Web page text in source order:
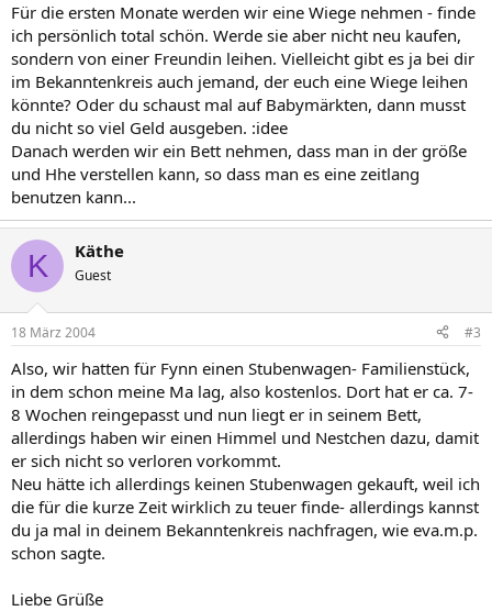
Für die ersten Monate werden wir eine Wiege nehmen - finde
ich persönlich total schön. Werde sie aber nicht neu kaufen,
sondern von einer Freundin leihen. Vielleicht gibt es ja bei dir
im Bekanntenkreis auch jemand, der euch eine Wiege leihen
könnte? Oder du schaust mal auf Babymärkten, dann musst
du nicht so viel Geld ausgeben. :idee
Danach werden wir ein Bett nehmen, dass man in der größe
und Hhe verstellen kann, so dass man es eine zeitlang
benutzen kann...
K Käthe
Guest
18 März 2004 #3
Also, wir hatten für Fynn einen Stubenwagen- Familienstück,
in dem schon meine Ma lag, also kostenlos. Dort hat er ca. 7-
8 Wochen reingepasst und nun liegt er in seinem Bett,
allerdings haben wir einen Himmel und Nestchen dazu, damit
er sich nicht so verloren vorkommt.
Neu hätte ich allerdings keinen Stubenwagen gekauft, weil ich
die für die kurze Zeit wirklich zu teuer finde- allerdings kannst
du ja mal in deinem Bekanntenkreis nachfragen, wie eva.m.p.
schon sagte.
Liebe Grüße